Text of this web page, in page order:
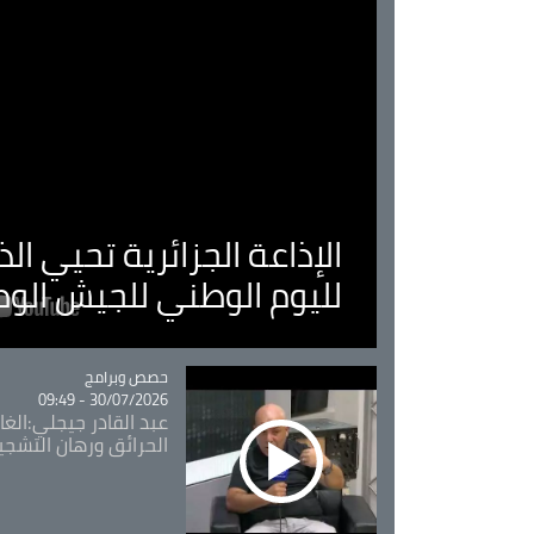
الإذاعة الجزائرية تحيي
لليوم الوطني للجيش
Catégorie
حصص وبرامج
30/07/2026 - 09:49
عبد القادر
الحرائق ورهان